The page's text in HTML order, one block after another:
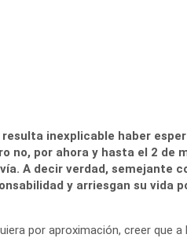
inexplicable haber
no, por ahora y hasta el 2 de
A decir verdad, semejante
y arriesgan su vida
por aproximación, creer que